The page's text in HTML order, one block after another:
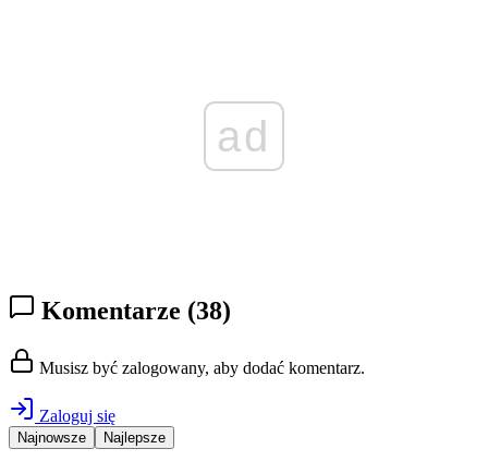
ad
Komentarze (38)
Musisz być zalogowany, aby dodać komentarz.
Zaloguj się
Najnowsze Najlepsze